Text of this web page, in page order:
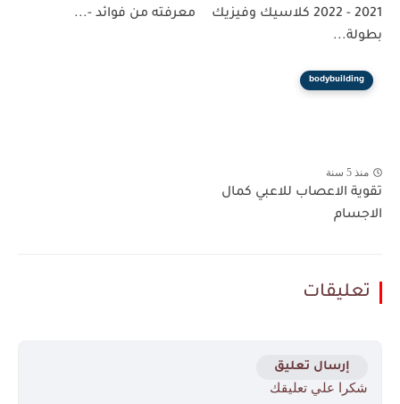
2021 - 2022 كلاسيك وفيزيك
بطولة...
معرفته من فوائد -...
bodybuilding
منذ 5 سنة
تقوية الاعصاب للاعبي كمال
الاجسام
تعليقات
إرسال تعليق
شكرا علي تعليقك